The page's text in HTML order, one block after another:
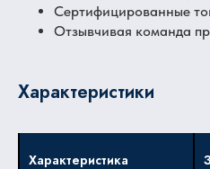
Сертифицированные
Отзывчивая команда
Характеристики
Характеристика